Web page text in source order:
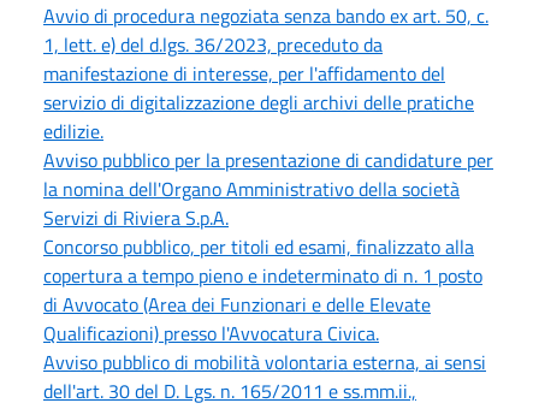
Avvio di procedura negoziata senza bando ex art. 50, c.
1, lett. e) del d.lgs. 36/2023, preceduto da
manifestazione di interesse, per l'affidamento del
servizio di digitalizzazione degli archivi delle pratiche
edilizie.
Avviso pubblico per la presentazione di candidature per
la nomina dell'Organo Amministrativo della società
Servizi di Riviera S.p.A.
Concorso pubblico, per titoli ed esami, finalizzato alla
copertura a tempo pieno e indeterminato di n. 1 posto
di Avvocato (Area dei Funzionari e delle Elevate
Qualificazioni) presso l'Avvocatura Civica.
Avviso pubblico di mobilità volontaria esterna, ai sensi
dell'art. 30 del D. Lgs. n. 165/2011 e ss.mm.ii.,